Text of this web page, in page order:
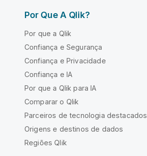
Por Que A Qlik?
Por que a Qlik
Confiança e Segurança
Confiança e Privacidade
Confiança e IA
Por que a Qlik para IA
Comparar o Qlik
Parceiros de tecnologia destacados
Origens e destinos de dados
Regiões Qlik